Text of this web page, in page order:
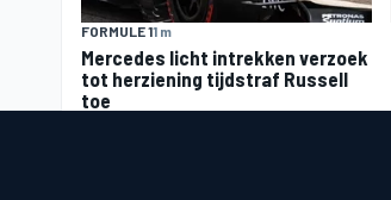
FORMULE 11 m
Mercedes licht intrekken verzoek
tot herziening tijdstraf Russell
toe